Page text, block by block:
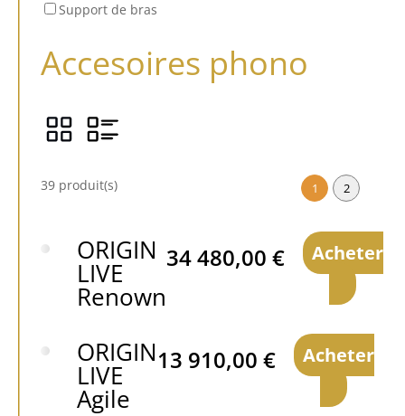
Support de bras
Accesoires phono
39 produit(s) 1 2
ORIGIN
LIVE
Renown
34 480,00 € Acheter
ORIGIN
LIVE
Agile
13 910,00 € Acheter